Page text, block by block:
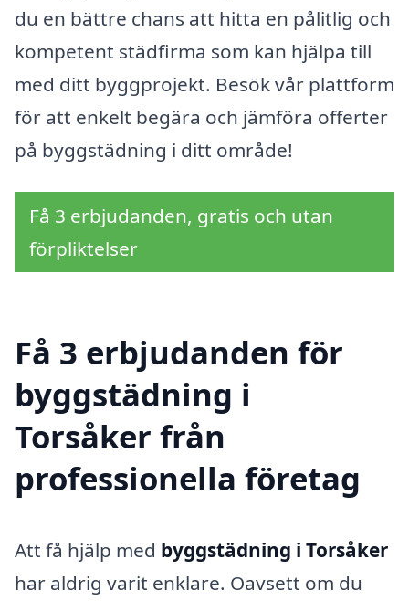
du en bättre chans att hitta en pålitlig och
kompetent städfirma som kan hjälpa till
med ditt byggprojekt. Besök vår plattform
för att enkelt begära och jämföra offerter
på byggstädning i ditt område!
Få 3 erbjudanden, gratis och utan
förpliktelser
Få 3 erbjudanden för
byggstädning i
Torsåker från
professionella företag
Att få hjälp med byggstädning i Torsåker
har aldrig varit enklare. Oavsett om du